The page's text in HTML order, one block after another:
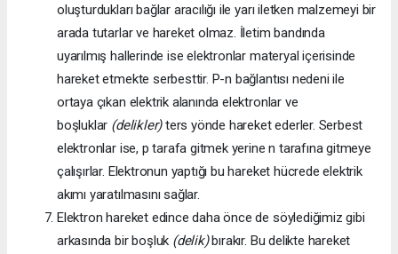
oluşturdukları bağlar aracılığı ile yarı iletken malzemeyi bir
arada tutarlar ve hareket olmaz. İletim bandında
uyarılmış hallerinde ise elektronlar materyal içerisinde
hareket etmekte serbesttir. P-n bağlantısı nedeni ile
ortaya çıkan elektrik alanında elektronlar ve
boşluklar (delikler)ters yönde hareket ederler. Serbest
elektronlar ise, p tarafa gitmek yerine n tarafına gitmeye
çalışırlar. Elektronun yaptığı bu hareket hücrede elektrik
akımı yaratılmasını sağlar.
Elektron hareket edince daha önce de söylediğimiz gibi
arkasında bir boşluk (delik)bırakır. Bu delikte hareket